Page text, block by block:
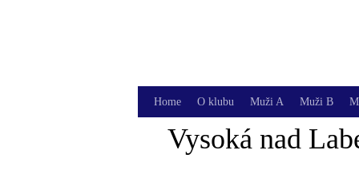
Home O klubu Muži A Muži B
Vysoká nad